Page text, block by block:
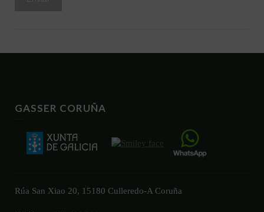
GASSER CORUÑA
Rúa San Xiao 20, 15180 Culleredo-A Coruña